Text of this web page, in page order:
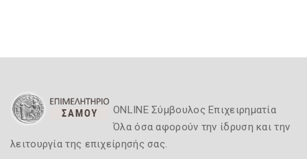
ONLINE Σύμβουλος Επιχειρηματία
Όλα όσα αφορούν την ίδρυση και την
λειτουργία της επιχείρησής σας.